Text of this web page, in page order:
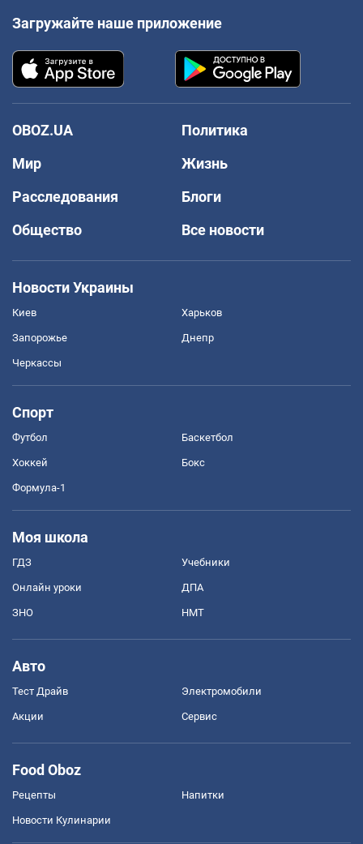
Загружайте наше приложение
OBOZ.UA
Политика
Мир
Жизнь
Расследования
Блоги
Общество
Все новости
Новости Украины
Киев Харьков
Запорожье Днепр
Черкассы
Спорт
Футбол Баскетбол
Хоккей Бокс
Формула-1
Моя школа
ГДЗ Учебники
Онлайн уроки ДПА
ЗНО НМТ
Авто
Тест Драйв Электромобили
Акции Сервис
Food Oboz
Рецепты Напитки
Новости Кулинарии